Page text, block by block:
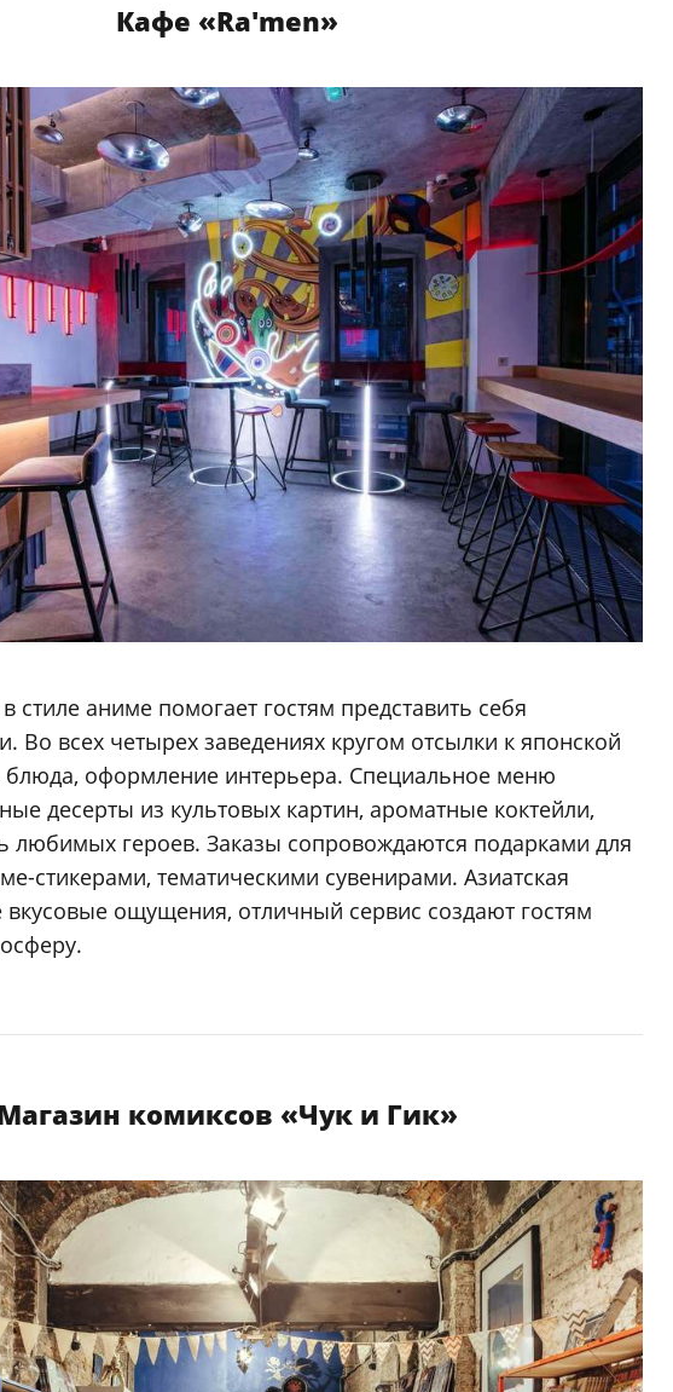
Кафе «Ra'men»
стиле аниме помогает гостям представить себя
Во всех четырех заведениях кругом отсылки к японской
блюда, оформление интерьера. Специальное меню
десерты из культовых картин, ароматные коктейли,
любимых героев. Заказы сопровождаются подарками для
стикерами, тематическими сувенирами. Азиатская
ощущения, отличный сервис создают гостям
комиксов «Чук и Гик»